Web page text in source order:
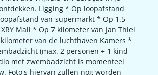
Ligging * Op loopafstand
van supermarkt * Op 1.5
Mall * Op 7 kilometer van Jan Thiel
van de luchthaven Kamers *
(max. 2 personen + 1 kind
met zwembadzicht is momenteel
Foto's hiervan zullen nog worden